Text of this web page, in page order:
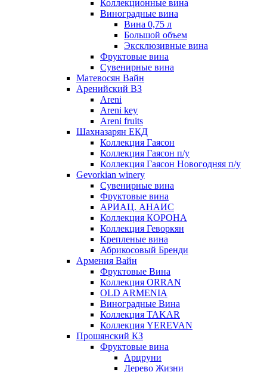
Коллекционные вина
Виноградные вина
Вина 0,75 л
Большой объем
Эксклюзивные вина
Фруктовые вина
Cувенирные вина
Матевосян Вайн
Аренийский ВЗ
Areni
Areni key
Areni fruits
Шахназарян ЕКД
Коллекция Гаясон
Коллекция Гаясон п/у
Коллекция Гаясон Новогодняя п/у
Gevorkian winery
Сувенирные вина
Фруктовые вина
АРИАЦ. АНАИС
Коллекция КОРОНА
Коллекция Геворкян
Крепленые вина
Абрикосовый Бренди
Армения Вайн
Фруктовые Вина
Коллекция ORRAN
OLD ARMENIA
Виноградные Вина
Коллекция TAKAR
Коллекция YEREVAN
Прошянский КЗ
Фруктовые вина
Арцруни
Дерево Жизни